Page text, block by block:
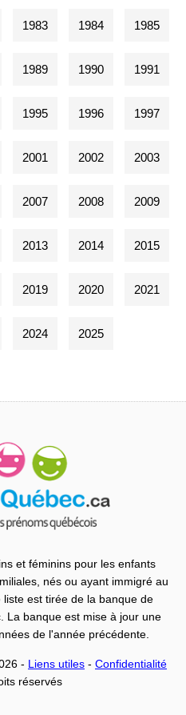
1983 1984 1985
1989 1990 1991
1995 1996 1997
2001 2002 2003
2007 2008 2009
2013 2014 2015
2019 2020 2021
2024 2025
et féminins pour les enfants
nés ou ayant immigré au
est tirée de la banque de
La banque est mise à jour une
de l'année précédente.
- Liens utiles - Confidentialité
réservés